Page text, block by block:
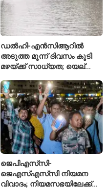
ഡൽഹി-എൻസിആറിൽ
അടുത്ത മൂന്ന് ദിവസം കൂടി
മഴയ്ക്ക് സാധ്യത; യെല്ലോ
ഐഎംഡി
ജെപിഎസ്‌സി-
ജെഎസ്എസ്‌സി നിയമന
വിവാദം; നിയമസഭയിലേക്ക്